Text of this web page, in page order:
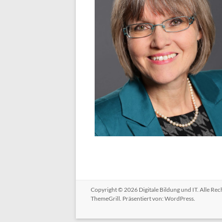
Copyright © 2026 Digitale Bildung und IT. Alle
ThemeGrill. Präsentiert von: WordPress